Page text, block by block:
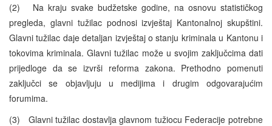
(2) Na kraju svake budžetske godine, na osnovu statističkog
pregleda, glavni tužilac podnosi izvještaj Kantonalnoj skupštini.
Glavni tužilac daje detaljan izvještaj o stanju kriminala u Kantonu i
tokovima kriminala. Glavni tužilac može u svojim zaključcima dati
prijedloge da se izvrši reforma zakona. Prethodno pomenuti
zaključci se objavljuju u medijima i drugim odgovarajućim
forumima.
(3) Glavni tužilac dostavlja glavnom tužiocu Federacije potrebne